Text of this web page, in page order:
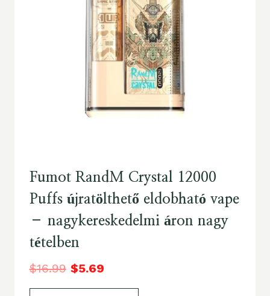
Fumot RandM Crystal 12000
Puffs újratölthető eldobható vape
– nagykereskedelmi áron nagy
tételben
$16.99 $5.69